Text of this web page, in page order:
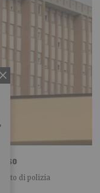
di polizia